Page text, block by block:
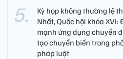
Kỳ họp không thường lệ
Nhất, Quốc hội khóa XVI:
mạnh ứng dụng chuyển
tạo chuyển biến trong
pháp luật